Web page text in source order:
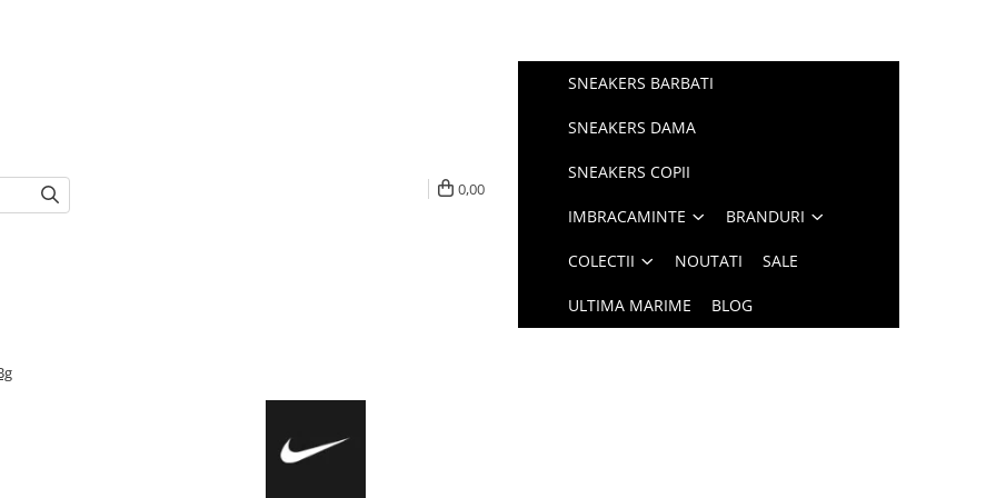
0,00
SNEAKERS BARBATI
SNEAKERS DAMA
SNEAKERS COPII
IMBRACAMINTE BRANDURI
COLECTII NOUTATI SALE
ULTIMA MARIME BLOG